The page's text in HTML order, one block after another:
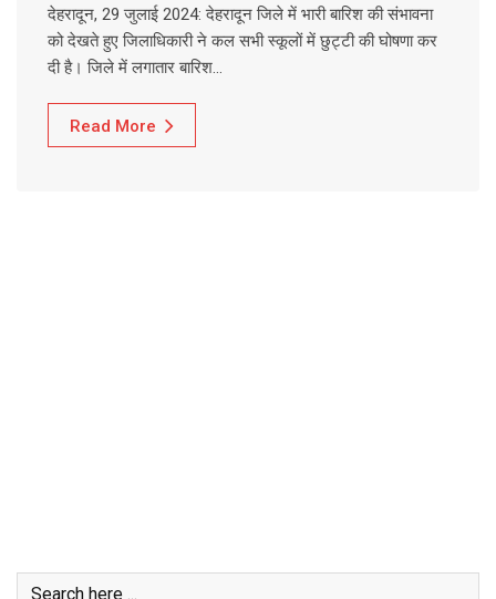
देहरादून, 29 जुलाई 2024: देहरादून जिले में भारी बारिश की संभावना
को देखते हुए जिलाधिकारी ने कल सभी स्कूलों में छुट्टी की घोषणा कर
दी है। जिले में लगातार बारिश…
Read More